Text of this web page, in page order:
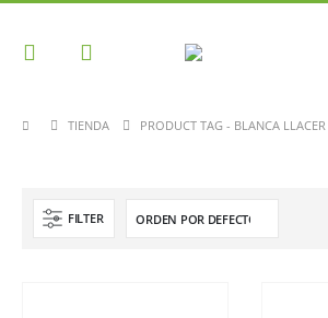
TIENDA PRODUCT TAG - BLANCA LLACER
FILTER